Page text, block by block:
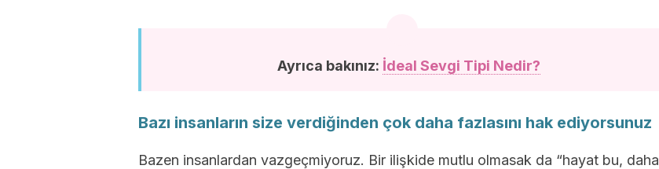
Ayrıca bakınız: İdeal Sevgi Tipi Nedir?
Bazı insanların size verdiğinden çok daha fazlasını hak ediyorsunuz
Bazen insanlardan vazgeçmiyoruz. Bir ilişkide mutlu olmasak da “hayat bu, daha